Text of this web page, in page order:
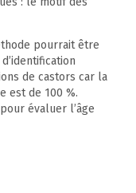
pourrait être
de castors car la
est de 100 %.
évaluer l’âge